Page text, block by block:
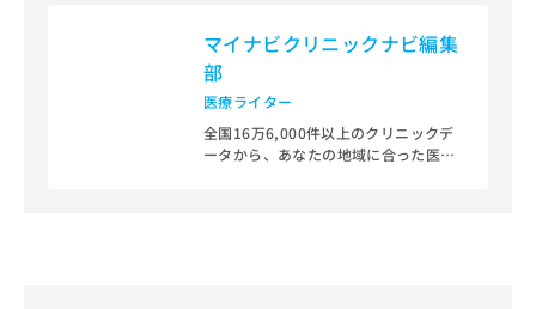
マイナビクリニックナビ編集
部
医療ライター
全国16万6,000件以上のクリニックデ
ータから、あなたの地域に合った医療